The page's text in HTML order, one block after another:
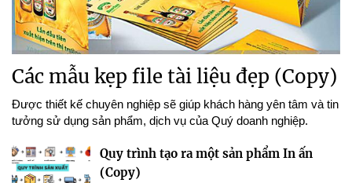
Các mẫu kẹp file tài liệu đẹp (Copy)
Được thiết kế chuyên nghiệp sẽ giúp khách hàng yên tâm và tin
tưởng sử dụng sản phẩm, dịch vụ của Quý doanh nghiệp.
Quy trình tạo ra một sản phẩm In ấn
(Copy)